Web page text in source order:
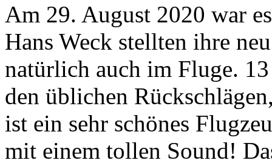
Am 29. August 2020 war
Hans Weck stellten ihre
natürlich auch im Fluge.
den üblichen
ist ein sehr schönes
mit einem tollen Sound!